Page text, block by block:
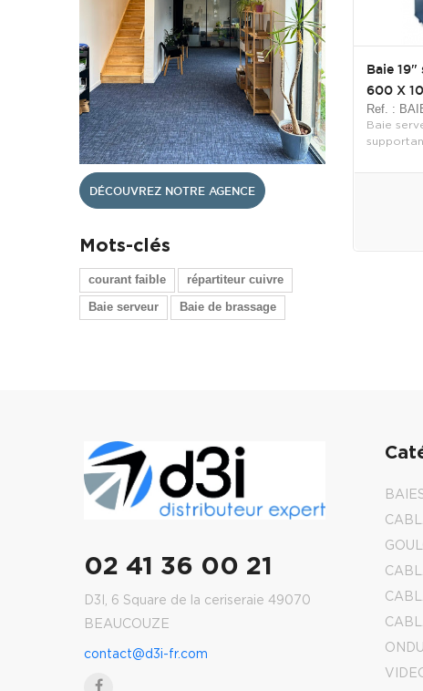
DÉCOUVREZ NOTRE AGENCE
Mots-clés
courant faible
répartiteur cuivre
Baie serveur
Baie de brassage
Baie 19"
600 X
Ref. :
Baie
02 41 36 00 21
D3I, 6 Square de la ceriseraie 49070
BEAUCOUZE
contact@d3i-fr.com